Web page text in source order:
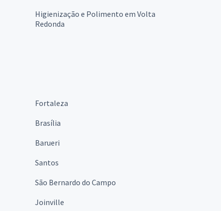
Higienização e Polimento em Volta
Redonda
Fortaleza
Brasília
Barueri
Santos
São Bernardo do Campo
Joinville